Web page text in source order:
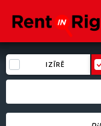
IZĪRĒ